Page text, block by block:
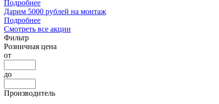
Подробнее
Дарим 5000 рублей на монтаж
Подробнее
Смотреть все акции
Фильтр
Розничная цена
от
до
Производитель